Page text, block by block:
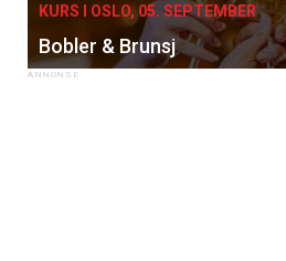
KURS I OSLO, 05. SEPTEMBER
Bobler & Brunsj